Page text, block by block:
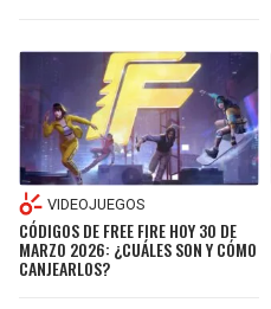
VIDEOJUEGOS
CÓDIGOS DE FREE FIRE HOY 30 DE
MARZO 2026: ¿CUÁLES SON Y CÓMO
CANJEARLOS?